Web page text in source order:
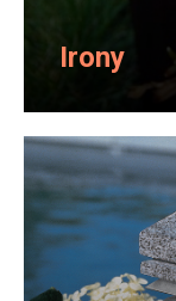
Irony